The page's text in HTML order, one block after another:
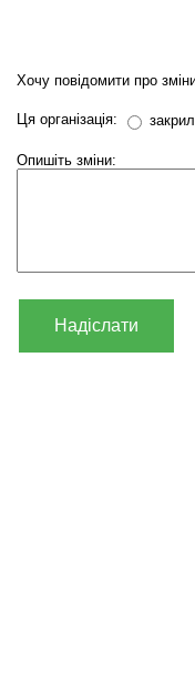
Хочу повідомити про
Ця організація:
Опишіть зміни:
Надіслати